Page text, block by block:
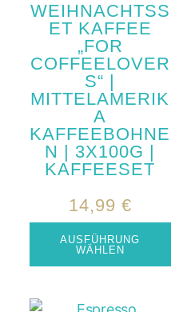
WEIHNACHTSS
ET KAFFEE
„FOR
COFFEELOVER
S“ |
MITTELAMERIK
A
KAFFEEBOHNE
N | 3X100G |
KAFFEESET
14,99 €
AUSFÜHRUNG
WÄHLEN